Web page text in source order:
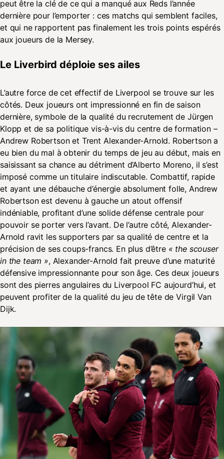
peut être la clé de ce qui a manqué aux Reds l’année
dernière pour l’emporter : ces matchs qui semblent faciles,
et qui ne rapportent pas finalement les trois points espérés
aux joueurs de la Mersey.
Le Liverbird déploie ses ailes
L’autre force de cet effectif de Liverpool se trouve sur les
côtés. Deux joueurs ont impressionné en fin de saison
dernière, symbole de la qualité du recrutement de Jürgen
Klopp et de sa politique vis-à-vis du centre de formation –
Andrew Robertson et Trent Alexander-Arnold. Robertson a
eu bien du mal à obtenir du temps de jeu au début, mais en
saisissant sa chance au détriment d’Alberto Moreno, il s’est
imposé comme un titulaire indiscutable. Combattif, rapide
et ayant une débauche d’énergie absolument folle, Andrew
Robertson est devenu à gauche un atout offensif
indéniable, profitant d’une solide défense centrale pour
pouvoir se porter vers l’avant. De l’autre côté, Alexander-
Arnold ravit les supporters par sa qualité de centre et la
précision de ses coups-francs. En plus d’être « the scouser
in the team », Alexander-Arnold fait preuve d’une maturité
défensive impressionnante pour son âge. Ces deux joueurs
sont des pierres angulaires du Liverpool FC aujourd’hui, et
peuvent profiter de la qualité du jeu de tête de Virgil Van
Dijk.